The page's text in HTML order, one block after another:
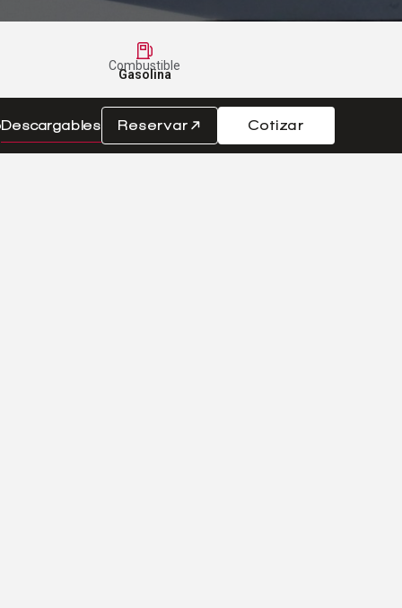
Combustible
Gasolina
Descargables Reservar Cotizar